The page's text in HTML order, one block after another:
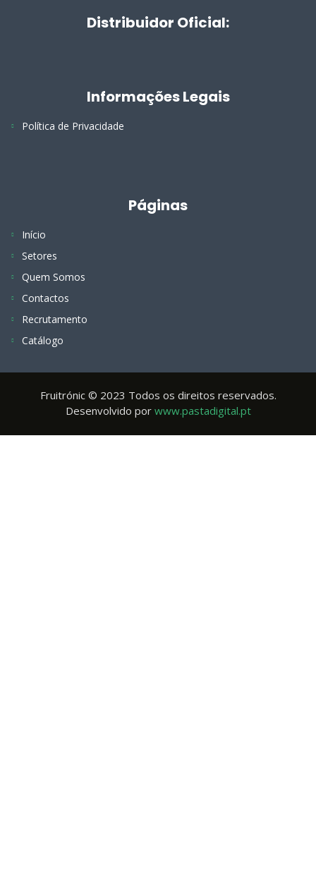
Distribuidor Oficial:
Informações Legais
Política de Privacidade
Páginas
Início
Setores
Quem Somos
Contactos
Recrutamento
Catálogo
Fruitrónic © 2023 Todos os direitos reservados.
Desenvolvido por www.pastadigital.pt